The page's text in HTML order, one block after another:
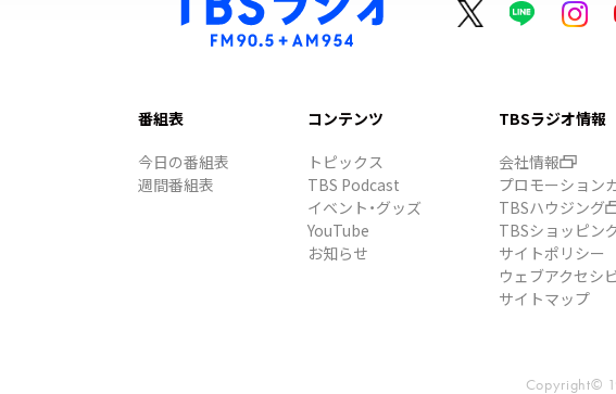
番組表
今日の番組表
週間番組表
コンテンツ
トピックス
TBS Podcast
イベント・グッズ
YouTube
お知らせ
TBSラジオ情報
会社情報
プロモーション
TBSハウジング
TBSショッピン
サイトポリシー
ウェブアクセシ
サイトマップ
Copyright©